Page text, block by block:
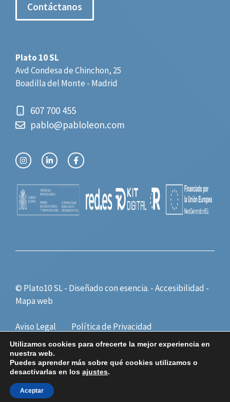
Contáctanos
Plato 10 SL
Avd Condesa de Chinchon, 25
Boadilla del Monte - Madrid
607 700 455
pablo@pabloleon.com
© Plato10 SL - Diseñado conesencia. -Accesibilidad -
Mapa web
Aviso Legal
Política de Privacidad
Política de Cookies
Utilizamos cookies para ofrecerte la mejor experiencia en
nuestra web.
Puedes aprender más sobre qué cookies utilizamos o
desactivarlas en los ajustes.
Aceptar